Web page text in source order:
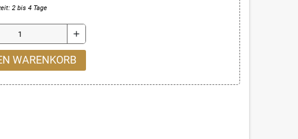
2 bis 4 Tage
add
WARENKORB